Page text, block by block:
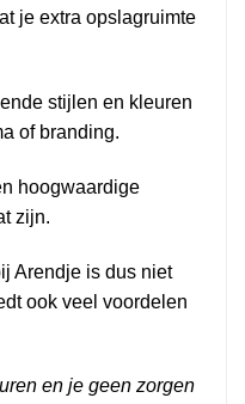
je extra opslagruimte
stijlen en kleuren
of branding.
hoogwaardige
zijn.
Arendje is dus niet
ook veel voordelen
en je geen zorgen